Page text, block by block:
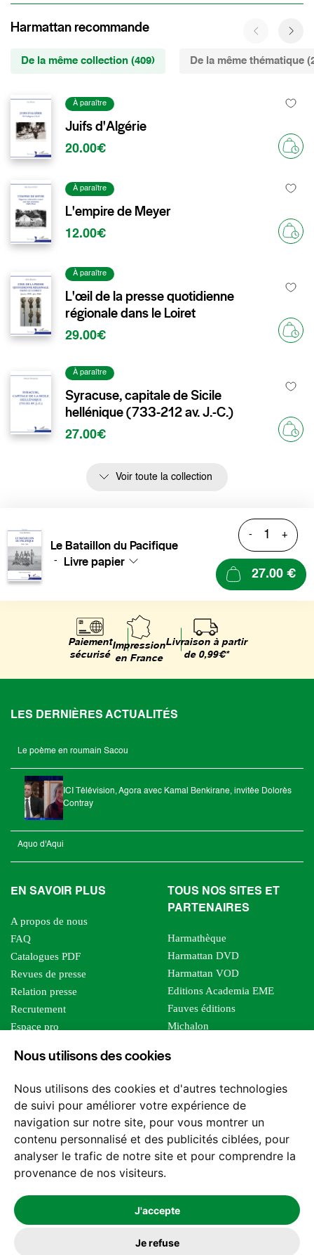
Nous utilisons des cookies
Nous utilisons des cookies et d'autres technologies
de suivi pour améliorer votre expérience de
navigation sur notre site, pour vous montrer un
contenu personnalisé et des publicités ciblées, pour
analyser le trafic de notre site et pour comprendre la
provenance de nos visiteurs.
J'accepte
Je refuse
Harmattan recommande
De la même collection (409) De la même thématique
À paraître
Juifs d'Algérie
20.00€
À paraître
L'empire de Meyer
12.00€
À paraître
L'œil de la presse quotidienne
régionale dans le Loiret
29.00€
À paraître
Syracuse, capitale de Sicile
hellénique (733-212 av. J.-C.)
27.00€
Voir toute la collection
Le Bataillon du Pacifique
- Livre papier
- +
27.00 €
Paiement
sécurisé
Impression
en France
Livraison à partir
de 0,99€*
LES DERNIÈRES ACTUALITÉS
Le poème en roumain Sacou
ICI Télévision, Agora avec Kamal Benkirane, invitée Dolorès
Contray
Aquo d'Aqui
EN SAVOIR PLUS
A propos de nous
FAQ
Catalogues PDF
Revues de presse
Relation presse
Recrutement
Espace pro
Foreign rights
TOUS NOS SITES ET
PARTENAIRES
Harmathèque
Harmattan DVD
Harmattan VOD
Editions Academia EME
Fauves éditions
Michalon
Editions Sutton
Les impliqués
Tous les éditeurs
Tous nos auteurs
Nos structures
Nous contacter